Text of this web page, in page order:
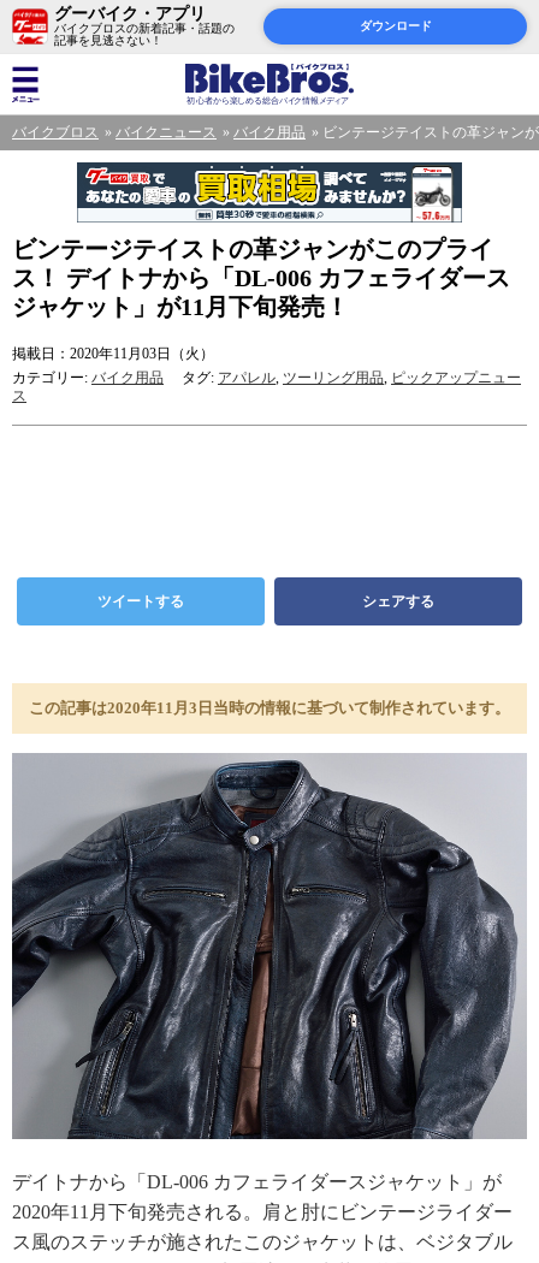
グーバイク・アプリ
バイクブロスの新着記事・話題の
記事を見逃さない！
ダウンロード
バイクブロス バイクニュース バイク用品 ビンテージテイストの革ジャン
ビンテージテイストの革ジャンがこのプライ
ス！ デイトナから「DL-006 カフェライダース
ジャケット」が11月下旬発売！
掲載日：2020年11月03日（火）
カテゴリー: バイク用品 タグ: アパレル, ツーリング用品, ピックアップニュー
ス
ツイートする シェアする
この記事は2020年11月3日当時の情報に基づいて制作されています。
デイトナから「DL-006 カフェライダースジャケット」が
2020年11月下旬発売される。肩と肘にビンテージライダー
ス風のステッチが施されたこのジャケットは、ベジタブル